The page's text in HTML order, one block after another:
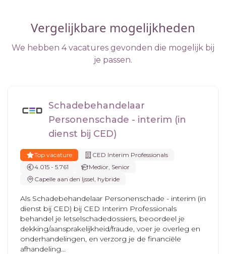
Vergelijkbare mogelijkheden
We hebben 4 vacatures gevonden die mogelijk bij
je passen.
Schadebehandelaar
Personenschade - interim (in
dienst bij CED)
Top vacature
CED Interim Professionals
4.015 - 5.761
Medior, Senior
Capelle aan den Ijssel, hybride
Als Schadebehandelaar Personenschade - interim (in
dienst bij CED) bij CED Interim Professionals
behandel je letselschadedossiers, beoordeel je
dekking/aansprakelijkheid/fraude, voer je overleg en
onderhandelingen, en verzorg je de financiële
afhandeling...